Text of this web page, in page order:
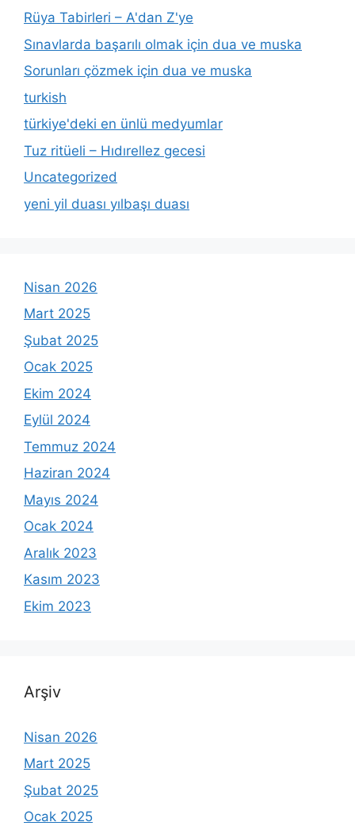
Rüya Tabirleri – A'dan Z'ye
Sınavlarda başarılı olmak için dua ve muska
Sorunları çözmek için dua ve muska
turkish
türkiye'deki en ünlü medyumlar
Tuz ritüeli – Hıdırellez gecesi
Uncategorized
yeni yil duası yılbaşı duası
Nisan 2026
Mart 2025
Şubat 2025
Ocak 2025
Ekim 2024
Eylül 2024
Temmuz 2024
Haziran 2024
Mayıs 2024
Ocak 2024
Aralık 2023
Kasım 2023
Ekim 2023
Arşiv
Nisan 2026
Mart 2025
Şubat 2025
Ocak 2025